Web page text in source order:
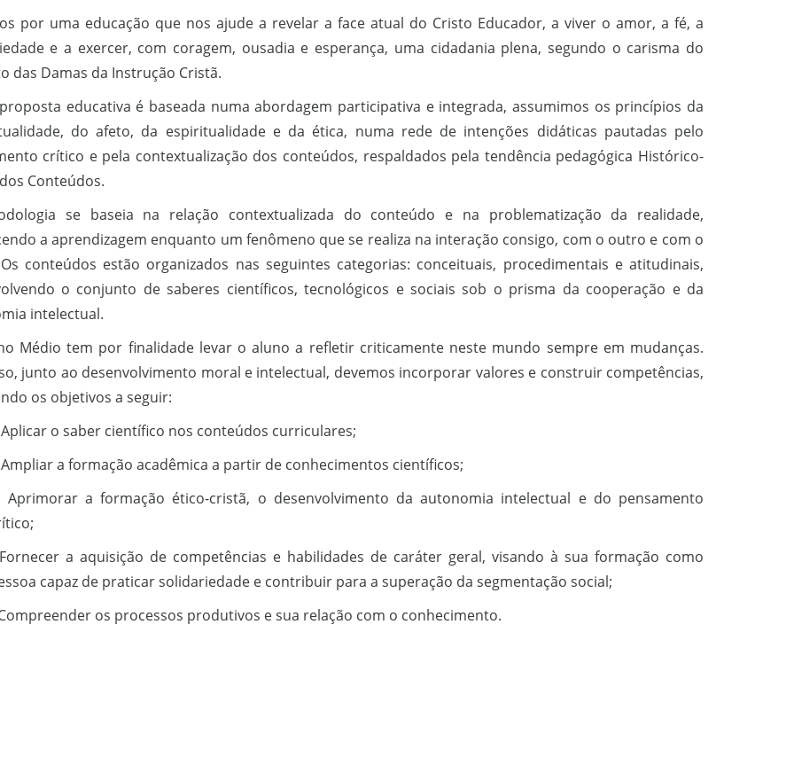
por uma educação que nos ajude a revelar a face atual do Cristo Educador, a viver o amor, a fé, a
e a exercer, com coragem, ousadia e esperança, uma cidadania plena, segundo o carisma do
das Damas da Instrução Cristã.
educativa é baseada numa abordagem participativa e integrada, assumimos os princípios da
do afeto, da espiritualidade e da ética, numa rede de intenções didáticas pautadas pelo
crítico e pela contextualização dos conteúdos, respaldados pela tendência pedagógica Histórico-
Conteúdos.
se baseia na relação contextualizada do conteúdo e na problematização da realidade,
a aprendizagem enquanto um fenômeno que se realiza na interação consigo, com o outro e com o
conteúdos estão organizados nas seguintes categorias: conceituais, procedimentais e atitudinais,
o conjunto de saberes científicos, tecnológicos e sociais sob o prisma da cooperação e da
intelectual.
Médio tem por finalidade levar o aluno a refletir criticamente neste mundo sempre em mudanças.
junto ao desenvolvimento moral e intelectual, devemos incorporar valores e construir competências,
os objetivos a seguir:
o saber científico nos conteúdos curriculares;
a formação acadêmica a partir de conhecimentos científicos;
a formação ético-cristã, o desenvolvimento da autonomia intelectual e do pensamento
a aquisição de competências e habilidades de caráter geral, visando à sua formação como
capaz de praticar solidariedade e contribuir para a superação da segmentação social;
os processos produtivos e sua relação com o conhecimento.